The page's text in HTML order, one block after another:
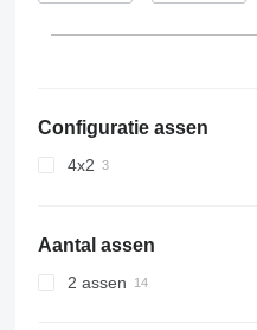
Configuratie assen
4x2
Aantal assen
2 assen